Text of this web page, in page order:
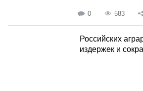
0 583
Российских
издержек и